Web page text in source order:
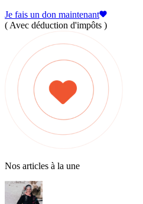
Je fais un don maintenant
( Avec déduction d'impôts )
Nos articles à la une